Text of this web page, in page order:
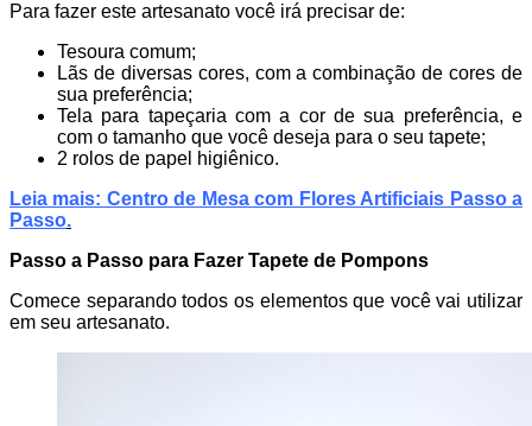
Para fazer este artesanato você irá precisar de:
Tesoura comum;
Lãs de diversas cores, com a combinação de cores de
sua preferência;
Tela para tapeçaria com a cor de sua preferência, e
com o tamanho que você deseja para o seu tapete;
2 rolos de papel higiênico.
Leia mais: Centro de Mesa com Flores Artificiais Passo a
Passo.
Passo a Passo para Fazer Tapete de Pompons
Comece separando todos os elementos que você vai utilizar
em seu artesanato.